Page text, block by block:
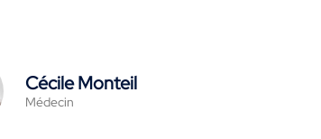
Cécile Monteil
Médecin